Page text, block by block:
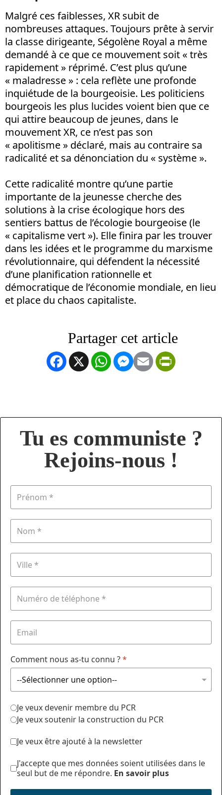
Malgré ces faiblesses, XR subit de
nombreuses attaques. Toujours prête à servir
la classe dirigeante, Ségolène Royal a même
demandé à ce que ce mouvement soit « très
rapidement » réprimé. C’est plus qu’une
« maladresse » : cela reflète une profonde
inquiétude de la bourgeoisie. Les politiciens
bourgeois les plus lucides voient bien que ce
qui attire beaucoup de jeunes, dans le
mouvement XR, ce n’est pas son
« apolitisme » déclaré, mais au contraire sa
radicalité et sa dénonciation du « système ».
Cette radicalité montre qu’une partie
importante de la jeunesse cherche des
solutions à la crise écologique hors des
sentiers battus de l’écologie bourgeoise (le
« capitalisme vert »). Elle finira par les trouver
dans les idées et le programme du marxisme
révolutionnaire, qui défendent la nécessité
d’une planification rationnelle et
démocratique de l’économie mondiale, en lieu
et place du chaos capitaliste.
Facebook
X WhatsApp
Messenger
Email
Tu es communiste ?
Rejoins-nous !
Comment nous as-tu connu ?*
Je veux devenir membre du PCR
Je veux soutenir la construction du PCR
Je veux être ajouté à la newsletter
J'accepte que mes données soient utilisées dans le
seul but de me répondre. En savoir plus